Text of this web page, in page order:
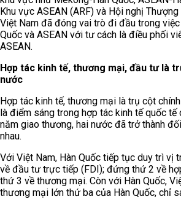
Khu vực ASEAN (ARF) và Hội nghị
Việt Nam đã đóng vai trò đi đầu trong
Quốc và ASEAN với tư cách là điều phối
ASEAN.
Hợp tác kinh tế, thương mại, đầu tư là
nước
Hợp tác kinh tế, thương mại là trụ cột
là điểm sáng trong hợp tác kinh tế quốc tế
năm giao thương, hai nước đã trở thành
nhau.
Với Việt Nam, Hàn Quốc tiếp tục duy trì vị
về đầu tư trực tiếp (FDI); đứng thứ 2 về
thứ 3 về thương mại. Còn với Hàn Quốc,
thương mại lớn thứ ba của Hàn Quốc, chỉ